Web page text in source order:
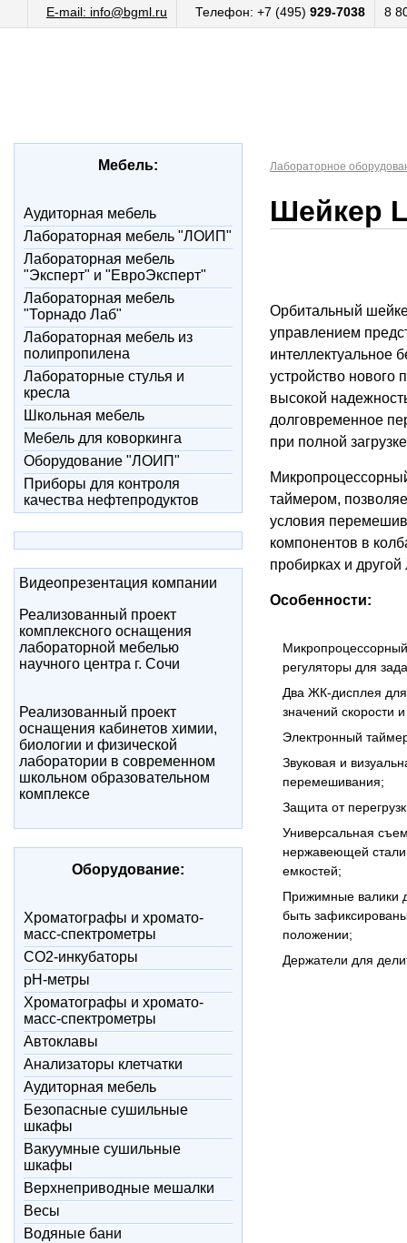
E-mail: info@bgml.ru Телефон: +7 (495) 929-7038 8
Мебель:
Аудиторная мебель
Лабораторная мебель "ЛОИП"
Лабораторная мебель
"Эксперт" и "ЕвроЭксперт"
Лабораторная мебель
"Торнадо Лаб"
Лабораторная мебель из
полипропилена
Лабораторные стулья и
кресла
Школьная мебель
Мебель для коворкинга
Оборудование "ЛОИП"
Приборы для контроля
качества нефтепродуктов
Видеопрезентация компании
Реализованный проект
комплексного оснащения
лабораторной мебелью
научного центра г. Сочи
Реализованный проект
оснащения кабинетов химии,
биологии и физической
лаборатории в современном
школьном образовательном
комплексе
Оборудование:
Xроматографы и хромато-
масс-спектрометры
CO2-инкубаторы
pH-метры
Xроматографы и хромато-
масс-спектрометры
Автоклавы
Анализаторы клетчатки
Аудиторная мебель
Безопасные сушильные
шкафы
Вакуумные сушильные
шкафы
Верхнеприводные мешалки
Весы
Водяные бани
Лабораторное
Шейкер
Орбитальный
управлением
интеллектуальное
устройство нового
высокой
долговременное
при полной
таймером,
условия
компонентов в
пробирках и
Особенности:
регуляторы для
Два ЖК-дисплея
значений скорости
Электронный
Звуковая и
перемешивания;
Защита от
Универсальная
нержавеющей
емкостей;
Прижимные валики
быть
положении;
Держатели для